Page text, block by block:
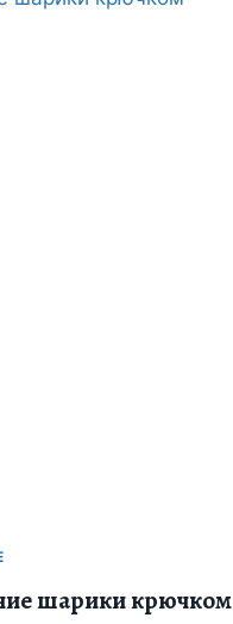
шарики крючком